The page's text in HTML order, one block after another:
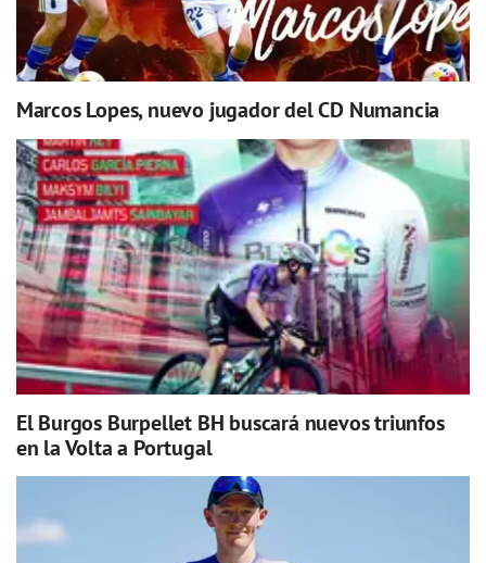
Marcos Lopes, nuevo jugador del CD Numancia
El Burgos Burpellet BH buscará nuevos triunfos
en la Volta a Portugal